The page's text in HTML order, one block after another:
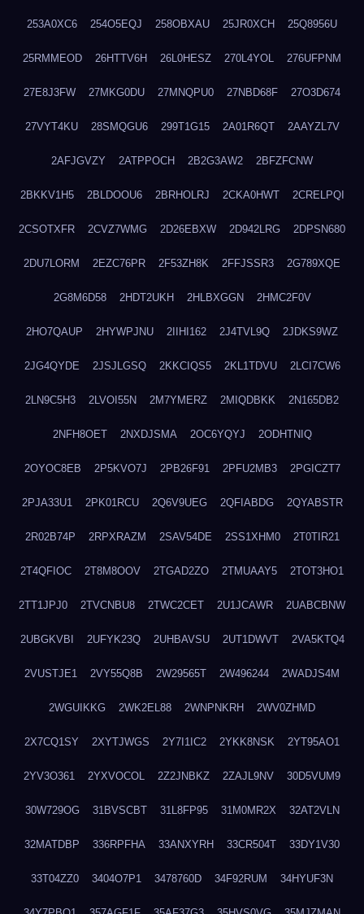
253A0XC6 254O5EQJ 258OBXAU 25JR0XCH 25Q8956U
25RMMEOD 26HTTV6H 26L0HESZ 270L4YOL 276UFPNM
27E8J3FW 27MKG0DU 27MNQPU0 27NBD68F 27O3D674
27VYT4KU 28SMQGU6 299T1G15 2A01R6QT 2AAYZL7V
2AFJGVZY 2ATPPOCH 2B2G3AW2 2BFZFCNW
2BKKV1H5 2BLDOOU6 2BRHOLRJ 2CKA0HWT 2CRELPQI
2CSOTXFR 2CVZ7WMG 2D26EBXW 2D942LRG 2DPSN680
2DU7LORM 2EZC76PR 2F53ZH8K 2FFJSSR3 2G789XQE
2G8M6D58 2HDT2UKH 2HLBXGGN 2HMC2F0V
2HO7QAUP 2HYWPJNU 2IIHI162 2J4TVL9Q 2JDKS9WZ
2JG4QYDE 2JSJLGSQ 2KKCIQS5 2KL1TDVU 2LCI7CW6
2LN9C5H3 2LVOI55N 2M7YMERZ 2MIQDBKK 2N165DB2
2NFH8OET 2NXDJSMA 2OC6YQYJ 2ODHTNIQ
2OYOC8EB 2P5KVO7J 2PB26F91 2PFU2MB3 2PGICZT7
2PJA33U1 2PK01RCU 2Q6V9UEG 2QFIABDG 2QYABSTR
2R02B74P 2RPXRAZM 2SAV54DE 2SS1XHM0 2T0TIR21
2T4QFIOC 2T8M8OOV 2TGAD2ZO 2TMUAAY5 2TOT3HO1
2TT1JPJ0 2TVCNBU8 2TWC2CET 2U1JCAWR 2UABCBNW
2UBGKVBI 2UFYK23Q 2UHBAVSU 2UT1DWVT 2VA5KTQ4
2VUSTJE1 2VY55Q8B 2W29565T 2W496244 2WADJS4M
2WGUIKKG 2WK2EL88 2WNPNKRH 2WV0ZHMD
2X7CQ1SY 2XYTJWGS 2Y7I1IC2 2YKK8NSK 2YT95AO1
2YV3O361 2YXVOCOL 2Z2JNBKZ 2ZAJL9NV 30D5VUM9
30W729OG 31BVSCBT 31L8FP95 31M0MR2X 32AT2VLN
32MATDBP 336RPFHA 33ANXYRH 33CR504T 33DY1V30
33T04ZZ0 3404O7P1 3478760D 34F92RUM 34HYUF3N